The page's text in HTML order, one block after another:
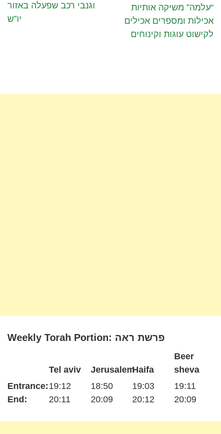
וגנבי רכב שפעלה באזור
יו”ש
“עלמה” משיקה אותיות
אכילות ומספרים אכילים
לקישוט עוגות וקינוחים
Weekly Torah Portion: פרשת ראה
Entrance:
End:
Tel aviv
19:12
20:11
Jerusalem
18:50
20:09
Haifa
19:03
20:12
Beer
sheva
19:11
20:09